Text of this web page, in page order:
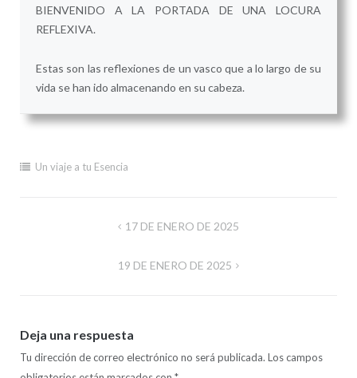
BIENVENIDO A LA PORTADA DE UNA LOCURA
REFLEXIVA.
Estas son las reflexiones de un vasco que a lo largo de su
vida se han ido almacenando en su cabeza.
Un viaje a tu Esencia
17 DE ENERO DE 2025
19 DE ENERO DE 2025
Deja una respuesta
Tu dirección de correo electrónico no será publicada. Los campos